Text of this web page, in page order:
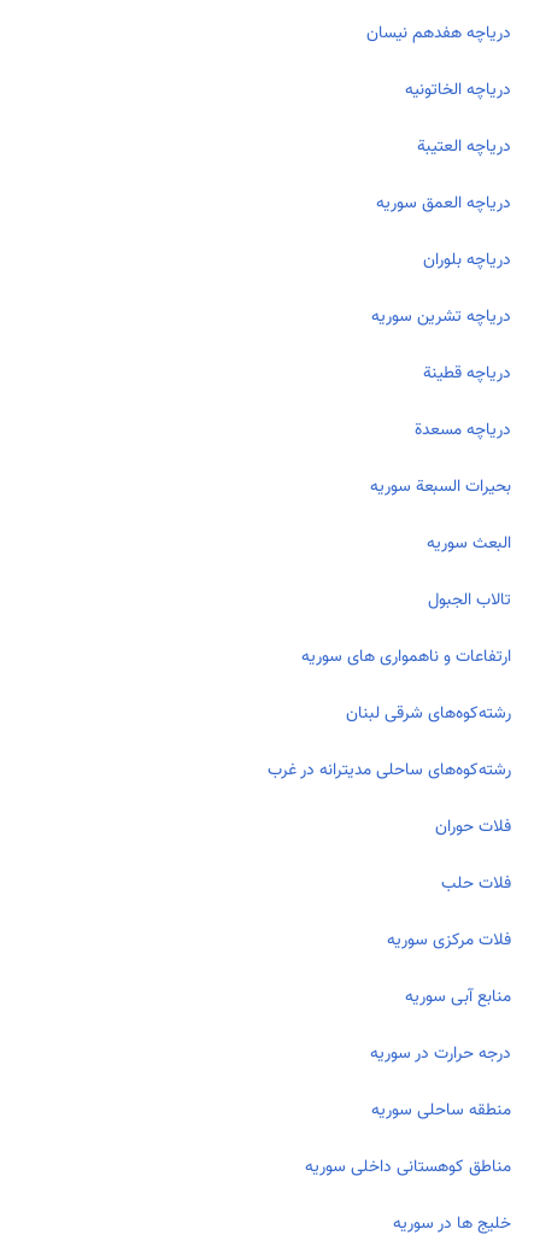
دریاچه هفدهم نیسان
دریاچه الخاتونيه
دریاچه العتيبة
دریاچه العمق سوریه
دریاچه بلوران
دریاچه تشرين سوریه
دریاچه قطينة
دریاچه مسعدة
بحیرات السبعة سوریه
البعث سوریه
تالاب الجبول
ارتفاعات و ناهمواری های سوریه
رشته‌کوه‌های شرقی لبنان
رشته‌کوه‌های ساحلی مدیترانه در غرب
فلات حوران
فلات حلب
فلات مرکزی سوریه
منابع آبی سوریه
درجه حرارت در سوریه
منطقه ساحلی سوریه
مناطق کوهستانی داخلی سوریه
خلیج ها در سوریه